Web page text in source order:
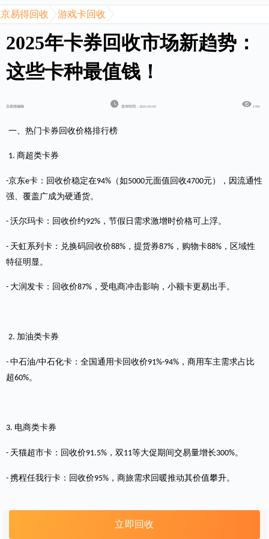
京易得回收 游戏卡回收
2025年卡券回收市场新趋势：
这些卡种最值钱！
京易得编辑 发布时间：2025-03-03 1781
一、热门卡券回收价格排行榜
1. 商超类卡券
-京东e卡 ：回收价稳定在94% （如5000元面值回收4700元），因流通性
强、覆盖广成为硬通货。
-沃尔玛卡：回收价约92% ，节假日需求激增时价格可上浮。
- 天虹系列卡：兑换码回收价88% ，提货券87% ，购物卡88% ，区域性
特征明显。
- 大润发卡：回收价87% ，受电商冲击影响，小额卡更易出手。
2. 加油类卡券
-中石油/中石化卡：全国通用卡回收价91%-94% ，商用车主需求占比
超60%。
3. 电商类卡券
- 天猫超市卡：回收价91.5% ，双 11等大促期间交易量增长300%。
-携程任我行卡 ：回收价95% ，商旅需求回暖推动其价值攀升。
立即回收